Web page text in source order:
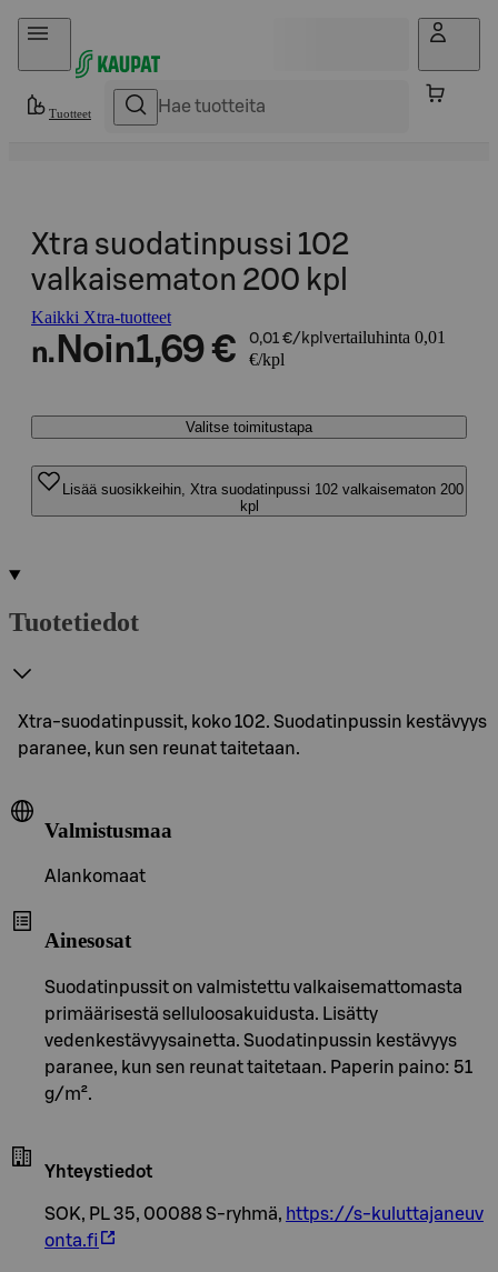
Hyppää sisältöön
Tuotteet
Xtra suodatinpussi 102
valkaisematon 200 kpl
Kaikki Xtra-tuotteet
n. Noin1,69 € 0,01 €/kpl vertailuhinta 0,01
€/kpl
Valitse toimitustapa
Lisää suosikkeihin, Xtra suodatinpussi 102 valkaisematon 200
kpl
Tuotetiedot
Xtra-suodatinpussit, koko 102. Suodatinpussin kestävyys
paranee, kun sen reunat taitetaan.
Valmistusmaa
Alankomaat
Ainesosat
Suodatinpussit on valmistettu valkaisemattomasta
primäärisestä selluloosakuidusta. Lisätty
vedenkestävyysainetta. Suodatinpussin kestävyys
paranee, kun sen reunat taitetaan. Paperin paino: 51
g/m².
Yhteystiedot
SOK, PL 35, 00088 S-ryhmä, https://s-kuluttajaneuv
onta.fi